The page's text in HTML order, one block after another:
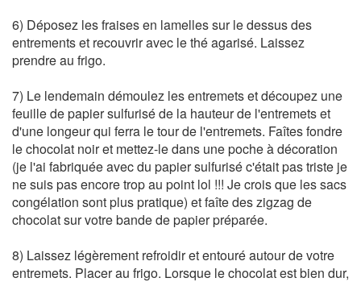
6) Déposez les fraises en lamelles sur le dessus des
entrements et recouvrir avec le thé agarisé. Laissez
prendre au frigo.
7) Le lendemain démoulez les entremets et découpez une
feuille de papier sulfurisé de la hauteur de l'entremets et
d'une longeur qui ferra le tour de l'entremets. Faîtes fondre
le chocolat noir et mettez-le dans une poche à décoration
(je l'ai fabriquée avec du papier sulfurisé c'était pas triste je
ne suis pas encore trop au point lol !!! Je crois que les sacs
congélation sont plus pratique) et faîte des zigzag de
chocolat sur votre bande de papier préparée.
8) Laissez légèrement refroidir et entouré autour de votre
entremets. Placer au frigo. Lorsque le chocolat est bien dur,